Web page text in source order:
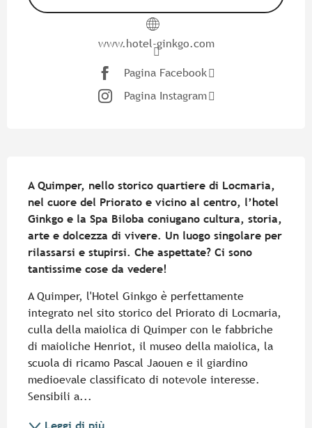
www.hotel-ginkgo.com
Pagina Facebook
Pagina Instagram
A Quimper, nello storico quartiere di Locmaria,
nel cuore del Priorato e vicino al centro, l’hotel
Ginkgo e la Spa Biloba coniugano cultura, storia,
arte e dolcezza di vivere. Un luogo singolare per
rilassarsi e stupirsi. Che aspettate? Ci sono
tantissime cose da vedere!
A Quimper, l'Hotel Ginkgo è perfettamente
integrato nel sito storico del Priorato di Locmaria,
culla della maiolica di Quimper con le fabbriche
di maioliche Henriot, il museo della maiolica, la
scuola di ricamo Pascal Jaouen e il giardino
medioevale classificato di notevole interesse.
Sensibili a...